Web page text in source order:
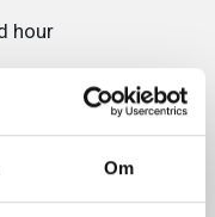
Om
hour